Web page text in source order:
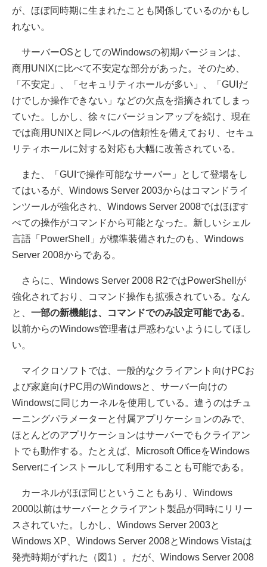
が、ほぼ同時期に生まれたことも関係しているのかもし
れない。
サーバーOSとしてのWindowsの初期バージョンは、
商用UNIXに比べて不安定な部分があった。そのため、
「不安定」、「セキュリティホールが多い」、「GUIだ
けでしか操作できない」などの欠点を指摘されてしまっ
ていた。しかし、徐々にバージョンアップを続け、現在
では商用UNIXと同レベルの信頼性を備えており、セキュ
リティホールに対する対応も大幅に改善されている。
また、「GUIで操作可能なサーバー」として登場をし
てはいるが、Windows Server 2003からはコマンドライ
ンツールが強化され、Windows Server 2008ではほぼす
べての操作がコマンドから可能となった。新しいシェル
言語「PowerShell」が標準装備されたのも、Windows
Server 2008からである。
さらに、Windows Server 2008 R2ではPowerShellが
強化されており、コマンド操作も拡張されている。なん
と、 一部の新機能は、コマンドでのみ設定可能である。
以前からのWindows管理者は戸惑わないようにしてほし
い。
マイクロソフトでは、一般的なクライアント向けPCお
よび家庭向けPC用のWindowsと、サーバー向けの
Windowsに同じカーネルを使用している。違うのはチュ
ーニングパラメーターと付属アプリケーションのみで、
ほとんどのアプリケーションはサーバーでもクライアン
トでも動作する。たとえば、Microsoft OfficeをWindows
Serverにインストールして利用することも可能である。
カーネルがほぼ同じということもあり、Windows
2000以前はサーバーとクライアント製品が同時にリリー
スされていた。しかし、Windows Server 2003と
Windows XP、Windows Server 2008とWindows Vistaは
発売時期がずれた（図1）。だが、Windows Server 2008